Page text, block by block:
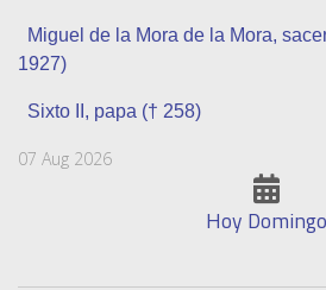
Miguel de la Mora de la Mora,
1927)
Sixto II, papa († 258)
07 Aug 2026
Hoy Domingo